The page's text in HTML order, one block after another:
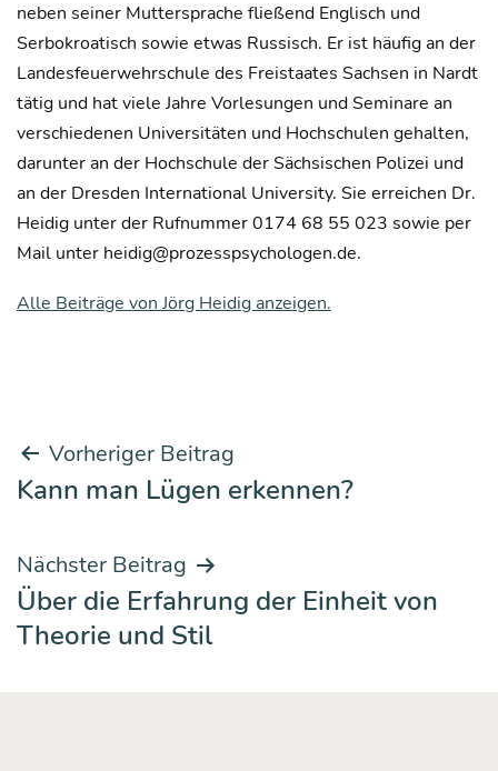
neben seiner Muttersprache fließend Englisch und
Serbokroatisch sowie etwas Russisch. Er ist häufig an der
Landesfeuerwehrschule des Freistaates Sachsen in Nardt
tätig und hat viele Jahre Vorlesungen und Seminare an
verschiedenen Universitäten und Hochschulen gehalten,
darunter an der Hochschule der Sächsischen Polizei und
an der Dresden International University. Sie erreichen Dr.
Heidig unter der Rufnummer 0174 68 55 023 sowie per
Mail unter heidig@prozesspsychologen.de.
Alle Beiträge von Jörg Heidig anzeigen.
Beitrags-
Navigation
Vorheriger Beitrag
Kann man Lügen erkennen?
Nächster Beitrag
Über die Erfahrung der Einheit von
Theorie und Stil